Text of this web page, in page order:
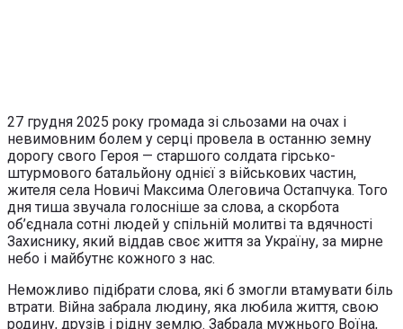
27 грудня 2025 року громада зі сльозами на очах і
невимовним болем у серці провела в останню земну
дорогу свого Героя — старшого солдата гірсько-
штурмового батальйону однієї з військових частин,
жителя села Новичі Максима Олеговича Остапчука. Того
дня тиша звучала голосніше за слова, а скорбота
об’єднала сотні людей у спільній молитві та вдячності
Захиснику, який віддав своє життя за Україну, за мирне
небо і майбутнє кожного з нас.
Неможливо підібрати слова, які б змогли втамувати біль
втрати. Війна забрала людину, яка любила життя, свою
родину, друзів і рідну землю. Забрала мужнього Воїна,